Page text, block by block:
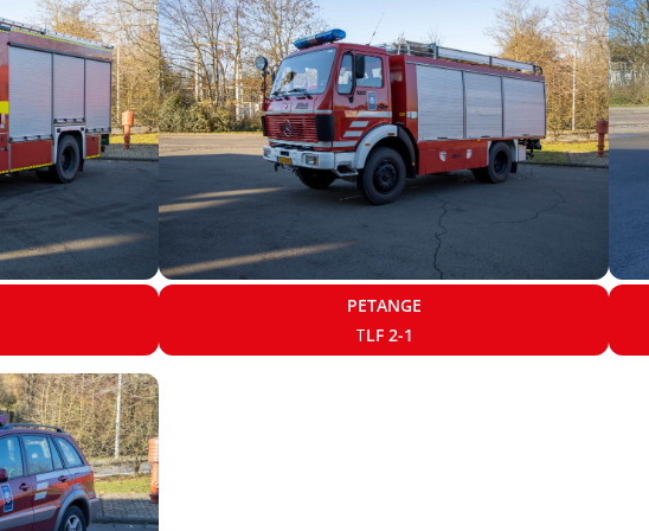
PETANGE
TLF 2-1